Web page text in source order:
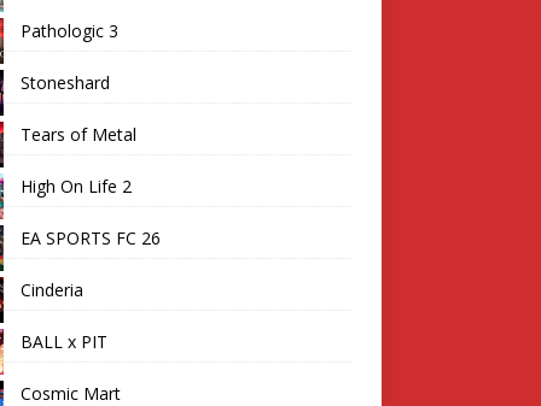
Pathologic 3
Stoneshard
Tears of Metal
High On Life 2
EA SPORTS FC 26
Cinderia
BALL x PIT
Cosmic Mart